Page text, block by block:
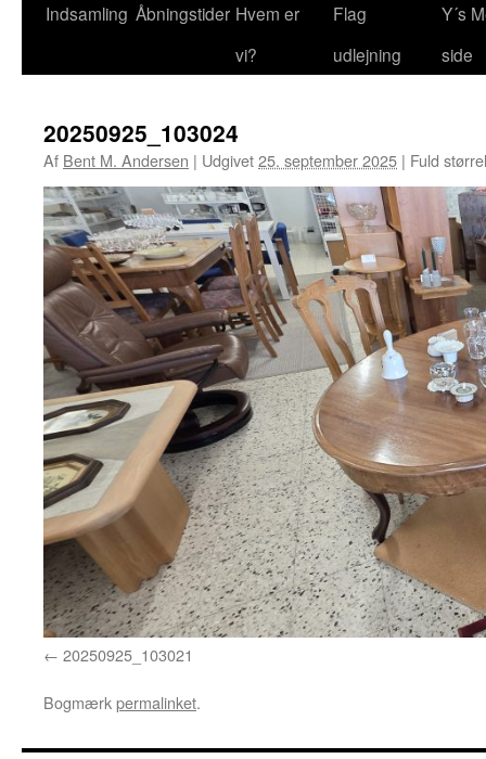
Hop
Indsamling Åbningstider Hvem er
vi?
Flag
udlejning
Y´s
side
20250925_103024
Af Bent M. Andersen | Udgivet25. september 2025 | Fuld
20250925_103021
Bogmærkpermalinket.